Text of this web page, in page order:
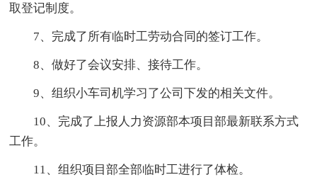
取登记制度。
7、完成了所有临时工劳动合同的签订工作。
8、做好了会议安排、接待工作。
9、组织小车司机学习了公司下发的相关文件。
10、完成了上报人力资源部本项目部最新联系方式
工作。
11、组织项目部全部临时工进行了体检。